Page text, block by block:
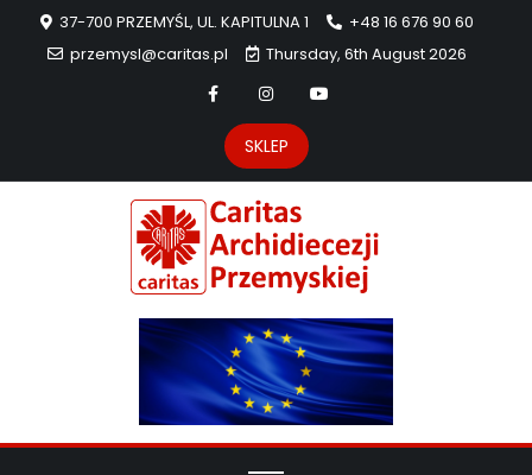
37-700 PRZEMYŚL, UL. KAPITULNA 1
+48 16 676 90 60
przemysl@caritas.pl
Thursday, 6th August 2026
SKLEP